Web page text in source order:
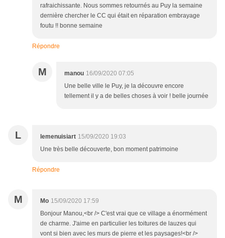
rafraichissante. Nous sommes retournés au Puy la semaine
dernière chercher le CC qui était en réparation embrayage
foutu !! bonne semaine
Répondre
M manou 16/09/2020 07:05
Une belle ville le Puy, je la découvre encore
tellement il y a de belles choses à voir ! belle journée
L lemenuisiart 15/09/2020 19:03
Une très belle découverte, bon moment patrimoine
Répondre
M Mo 15/09/2020 17:59
Bonjour Manou,<br /> C'est vrai que ce village a énormément
de charme. J'aime en particulier les toitures de lauzes qui
vont si bien avec les murs de pierre et les paysages!<br />